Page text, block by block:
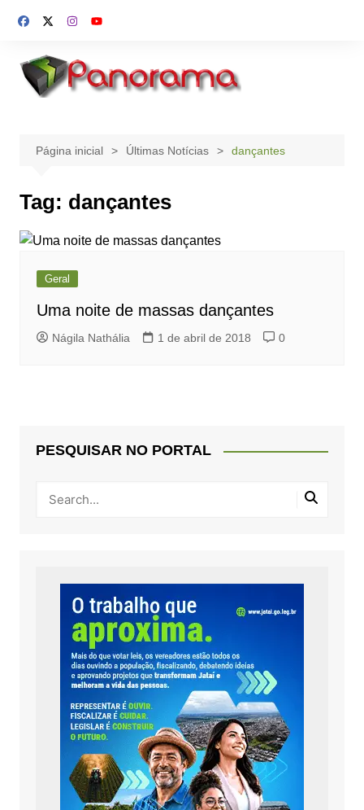
para
conteúdo
Página inicial Últimas Notícias dançantes
Tag: dançantes
Geral
Uma noite de massas dançantes
Nágila Nathália 1 de abril de 2018 0
PESQUISAR NO PORTAL